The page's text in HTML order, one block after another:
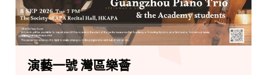
演藝一號 灣區樂薈